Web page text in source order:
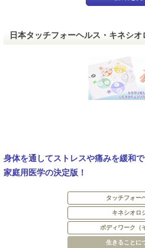
日本タッチフォーヘルス・キネシオ
身体を通してストレスや痛みを緩和
家庭用医学の決定版！
タッチフォー
キネシオロ
ボディワーク（
生きることに